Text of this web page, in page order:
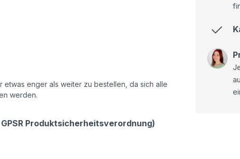
enger als weiter zu bestellen, da sich alle
werden.
Produktsicherheitsverordnung)